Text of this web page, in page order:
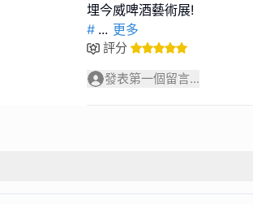
# ... 更多
評分
發表第一個留言...